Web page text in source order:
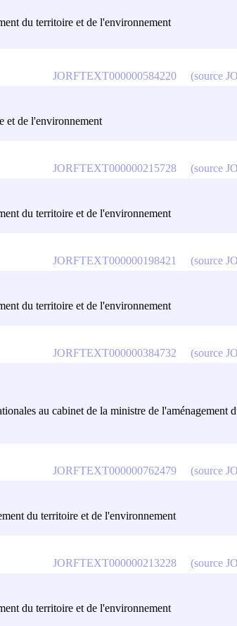
du territoire et de l'environnement
et de l'environnement
JORFTEXT000000584220 (source
du territoire et de l'environnement
JORFTEXT000000215728 (source
du territoire et de l'environnement
JORFTEXT000000198421 (source
au cabinet de la ministre de l'aménagement
JORFTEXT000000384732 (source
du territoire et de l'environnement
JORFTEXT000000762479 (source
du territoire et de l'environnement
JORFTEXT000000213228 (source